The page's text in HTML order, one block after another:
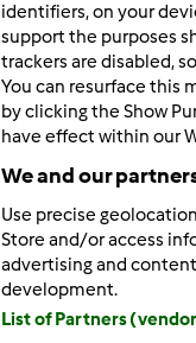
śr., 09/09/2015 - 16:18
Dobranoc, słodkich
śr., 09/09/2015 - 18:20
identifiers, on your
support the purposes
trackers are disabled,
You can resurface this
by clicking the Show
have effect within our
We and our
Use precise
Store and/or access
advertising and
development.
List of Partners